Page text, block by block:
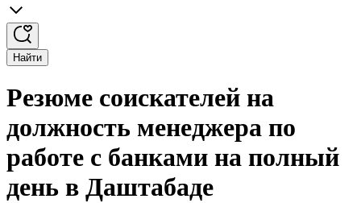
Найти
Резюме соискателей на
должность менеджера по
работе с банками на полный
день в Даштабаде